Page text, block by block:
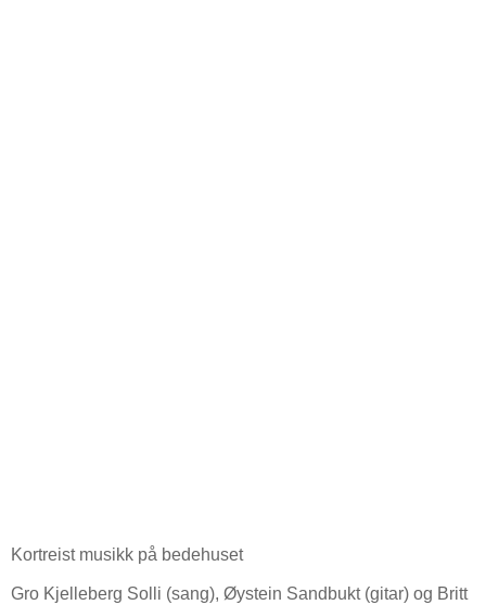
Kortreist musikk på bedehuset
Gro Kjelleberg Solli (sang), Øystein Sandbukt (gitar) og Britt